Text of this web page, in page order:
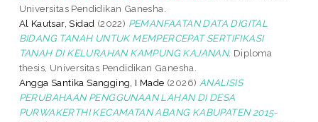
Universitas Pendidikan Ganesha.
Al Kautsar, Sidad (2022) PEMANFAATAN DATA DIGITAL
BIDANG TANAH UNTUK MEMPERCEPAT SERTIFIKASI
TANAH DI KELURAHAN KAMPUNG KAJANAN. Diploma
thesis, Universitas Pendidikan Ganesha.
Angga Santika Sangging, I Made (2026) ANALISIS
PERUBAHAAN PENGGUNAAN LAHAN DI DESA
PURWAKERTHI KECAMATAN ABANG KABUPATEN 2015-